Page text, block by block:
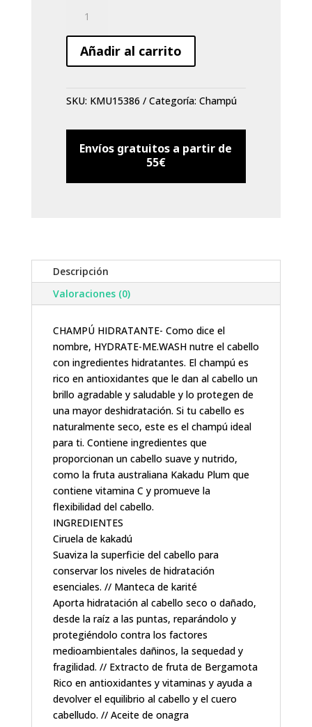
Kevin
Murphy
Hydrate-
me
250
cantidad
Añadir al carrito
SKU: KMU15386 Categoría: Champú
Envíos gratuitos a partir de
55€
Descripción
Valoraciones (0)
CHAMPÚ HIDRATANTE- Como dice el
nombre, HYDRATE-ME.WASH nutre el cabello
con ingredientes hidratantes. El champú es
rico en antioxidantes que le dan al cabello un
brillo agradable y saludable y lo protegen de
una mayor deshidratación. Si tu cabello es
naturalmente seco, este es el champú ideal
para ti. Contiene ingredientes que
proporcionan un cabello suave y nutrido,
como la fruta australiana Kakadu Plum que
contiene vitamina C y promueve la
flexibilidad del cabello.
INGREDIENTES
Ciruela de kakadú
Suaviza la superficie del cabello para
conservar los niveles de hidratación
esenciales. // Manteca de karité
Aporta hidratación al cabello seco o dañado,
desde la raíz a las puntas, reparándolo y
protegiéndolo contra los factores
medioambientales dañinos, la sequedad y
fragilidad. // Extracto de fruta de Bergamota
Rico en antioxidantes y vitaminas y ayuda a
devolver el equilibrio al cabello y el cuero
cabelludo. // Aceite de onagra